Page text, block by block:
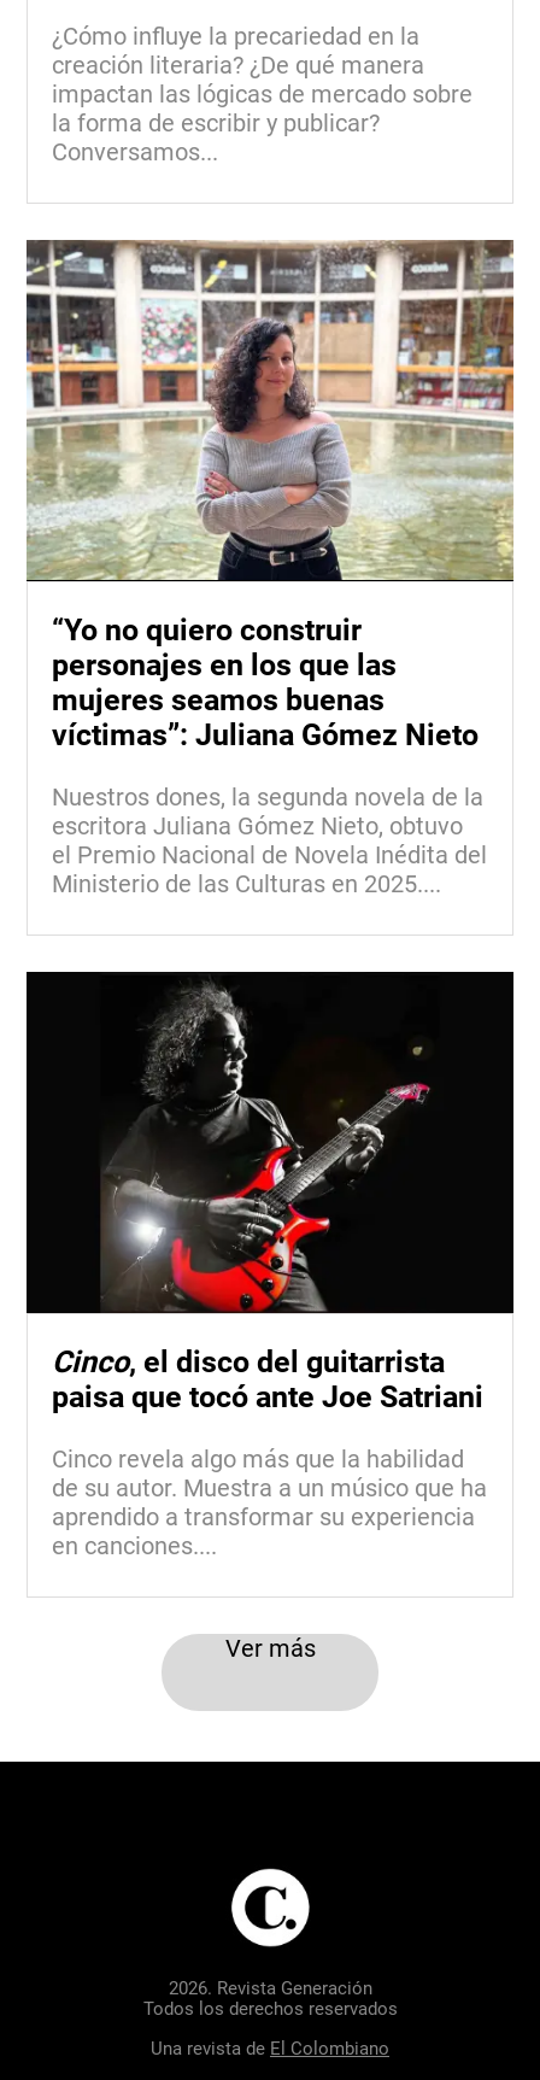
¿Cómo influye la precariedad en la
creación literaria? ¿De qué manera
impactan las lógicas de mercado sobre
la forma de escribir y publicar?
Conversamos...
“Yo no quiero construir
personajes en los que las
mujeres seamos buenas
víctimas”: Juliana Gómez Nieto
Nuestros dones, la segunda novela de la
escritora Juliana Gómez Nieto, obtuvo
el Premio Nacional de Novela Inédita del
Ministerio de las Culturas en 2025....
Cinco, el disco del guitarrista
paisa que tocó ante Joe Satriani
Cinco revela algo más que la habilidad
de su autor. Muestra a un músico que ha
aprendido a transformar su experiencia
en canciones....
Ver más
2026. Revista Generación
Todos los derechos reservados
Una revista de El Colombiano